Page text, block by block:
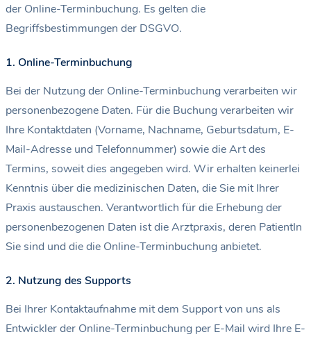
der Online-Terminbuchung. Es gelten die
Begriffsbestimmungen der DSGVO.
1. Online-Terminbuchung
Bei der Nutzung der Online-Terminbuchung verarbeiten wir
personenbezogene Daten. Für die Buchung verarbeiten wir
Ihre Kontaktdaten (Vorname, Nachname, Geburtsdatum, E-
Mail-Adresse und Telefonnummer) sowie die Art des
Termins, soweit dies angegeben wird. Wir erhalten keinerlei
Kenntnis über die medizinischen Daten, die Sie mit Ihrer
Praxis austauschen. Verantwortlich für die Erhebung der
personenbezogenen Daten ist die Arztpraxis, deren PatientIn
Sie sind und die die Online-Terminbuchung anbietet.
2. Nutzung des Supports
Bei Ihrer Kontaktaufnahme mit dem Support von uns als
Entwickler der Online-Terminbuchung per E-Mail wird Ihre E-